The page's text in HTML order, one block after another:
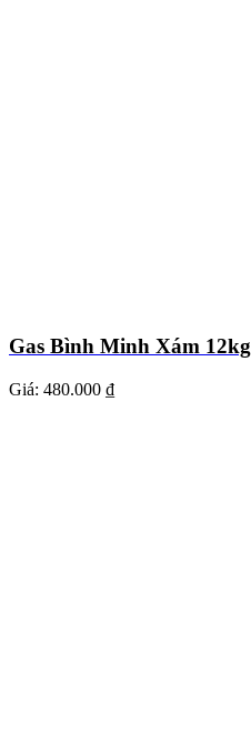
Gas Bình Minh Xám 12kg
Giá: 480.000 ₫